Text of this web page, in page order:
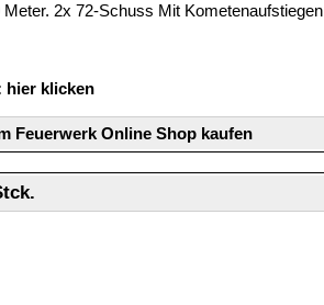
2x 72-Schuss Mit Kometenaufstiegen
hier klicken
Feuerwerk Online Shop kaufen